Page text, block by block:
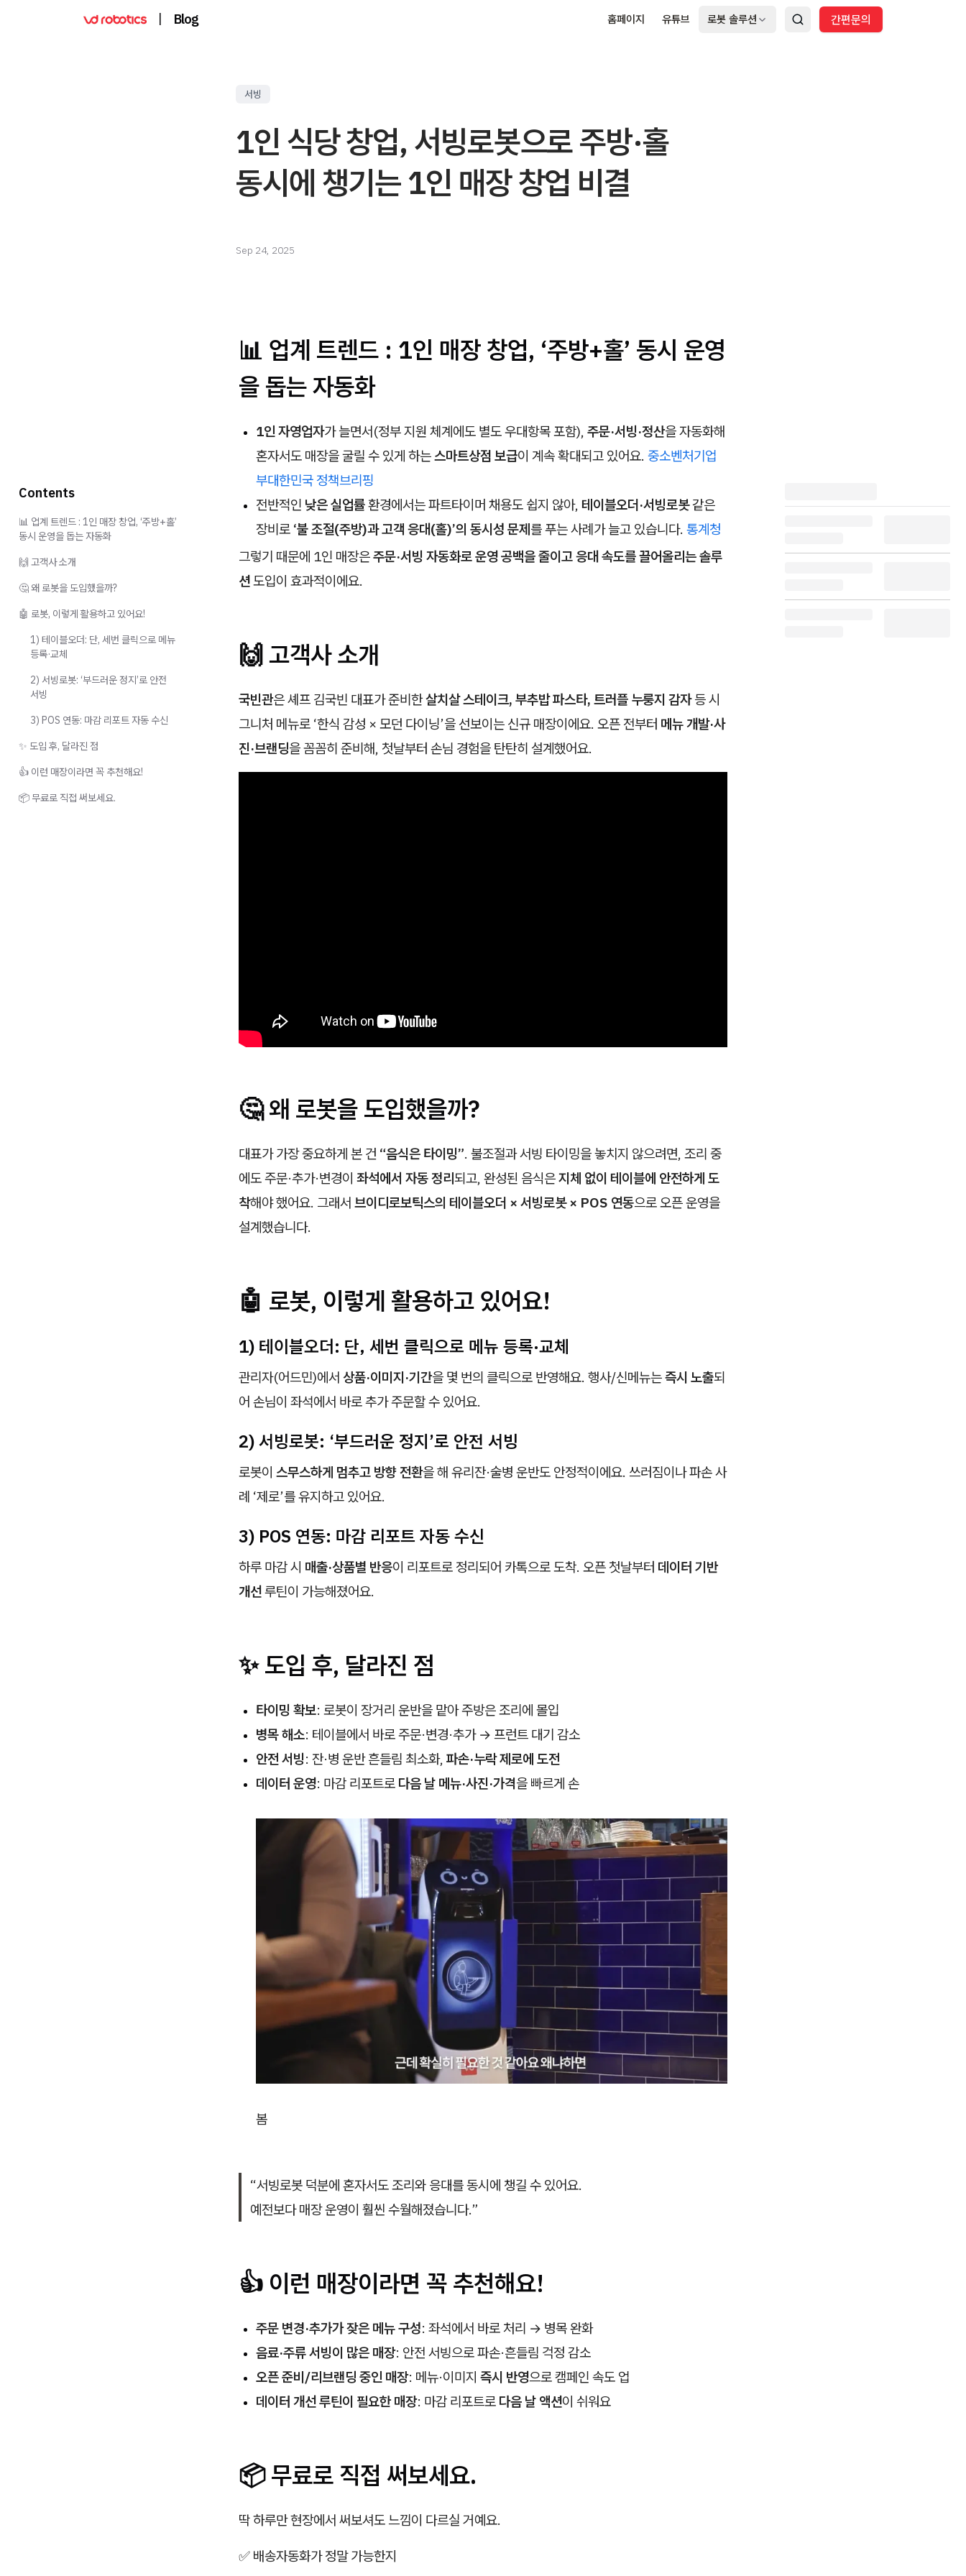
| Blog 홈페이지 유튜브 로봇 솔루션 간편문의
서빙
1인 식당 창업, 서빙로봇으로 주방·홀
동시에 챙기는 1인 매장 창업 비결
Sep 24, 2025
📊 업계 트렌드 : 1인 매장 창업, ‘주방+홀’ 동시 운영
을 돕는 자동화
1인 자영업자가 늘면서(정부 지원 체계에도 별도 우대항목 포함), 주문·서빙·정산을 자동화해
혼자서도 매장을 굴릴 수 있게 하는스마트상점 보급이 계속 확대되고 있어요. 중소벤처기업
부대한민국 정책브리핑
전반적인 낮은 실업률환경에서는 파트타이머 채용도 쉽지 않아, 테이블오더·서빙로봇같은
장비로 ‘불 조절(주방)과 고객 응대(홀)’의 동시성 문제를 푸는 사례가 늘고 있습니다. 통계청
그렇기 때문에 1인 매장은주문·서빙 자동화로 운영 공백을 줄이고 응대 속도를 끌어올리는 솔루
션도입이 효과적이에요.
🙌 고객사 소개
국빈관은 셰프 김국빈 대표가 준비한살치살 스테이크, 부추밥 파스타, 트러플 누룽지 감자등 시
그니처 메뉴로 ‘한식 감성 × 모던 다이닝’을 선보이는 신규 매장이에요. 오픈 전부터 메뉴 개발·사
진·브랜딩을 꼼꼼히 준비해, 첫날부터 손님 경험을 탄탄히 설계했어요.
🤔 왜 로봇을 도입했을까?
대표가 가장 중요하게 본 건 “음식은 타이밍”. 불조절과 서빙 타이밍을 놓치지 않으려면, 조리 중
에도 주문·추가·변경이 좌석에서 자동 정리되고, 완성된 음식은지체 없이 테이블에 안전하게 도
착해야 했어요. 그래서 브이디로보틱스의 테이블오더 × 서빙로봇 × POS 연동으로 오픈 운영을
설계했습니다.
🤖 로봇, 이렇게 활용하고 있어요!
1) 테이블오더: 단, 세번 클릭으로 메뉴 등록·교체
관리자(어드민)에서 상품·이미지·기간을 몇 번의 클릭으로 반영해요. 행사/신메뉴는즉시 노출되
어 손님이 좌석에서 바로 추가 주문할 수 있어요.
2) 서빙로봇: ‘부드러운 정지’로 안전 서빙
로봇이 스무스하게 멈추고 방향 전환을 해 유리잔·술병 운반도 안정적이에요. 쓰러짐이나 파손 사
례 ‘제로’를 유지하고 있어요.
3) POS 연동: 마감 리포트 자동 수신
하루 마감 시 매출·상품별 반응이 리포트로 정리되어 카톡으로 도착. 오픈 첫날부터 데이터 기반
개선루틴이 가능해졌어요.
✨ 도입 후, 달라진 점
타이밍 확보: 로봇이 장거리 운반을 맡아 주방은 조리에 몰입
병목 해소: 테이블에서 바로 주문·변경·추가 → 프런트 대기 감소
안전 서빙: 잔·병 운반 흔들림 최소화, 파손·누락 제로에 도전
데이터 운영: 마감 리포트로 다음 날 메뉴·사진·가격을 빠르게 손
봄
“서빙로봇 덕분에 혼자서도 조리와 응대를 동시에 챙길 수 있어요.
예전보다 매장 운영이 훨씬 수월해졌습니다.”
👍 이런 매장이라면 꼭 추천해요!
주문 변경·추가가 잦은 메뉴 구성: 좌석에서 바로 처리 → 병목 완화
음료·주류 서빙이 많은 매장: 안전 서빙으로 파손·흔들림 걱정 감소
오픈 준비/리브랜딩 중인 매장: 메뉴·이미지 즉시 반영으로 캠페인 속도 업
데이터 개선 루틴이 필요한 매장: 마감 리포트로 다음 날 액션이 쉬워요
📦 무료로 직접 써보세요.
딱 하루만 현장에서 써보셔도 느낌이 다르실 거예요.
✅ 배송자동화가 정말 가능한지
Contents
📊 업계 트렌드 : 1인 매장 창업, ‘주방+홀’
동시 운영을 돕는 자동화
🙌 고객사 소개
🤔 왜 로봇을 도입했을까?
🤖 로봇, 이렇게 활용하고 있어요!
1) 테이블오더: 단, 세번 클릭으로 메뉴
등록·교체
2) 서빙로봇: ‘부드러운 정지’로 안전
서빙
3) POS 연동: 마감 리포트 자동 수신
✨ 도입 후, 달라진 점
👍 이런 매장이라면 꼭 추천해요!
📦 무료로 직접 써보세요.